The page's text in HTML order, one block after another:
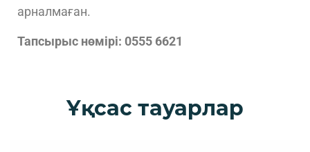
арналмаған.
Тапсырыс нөмірі: 0555 6621
Ұқсас тауарлар